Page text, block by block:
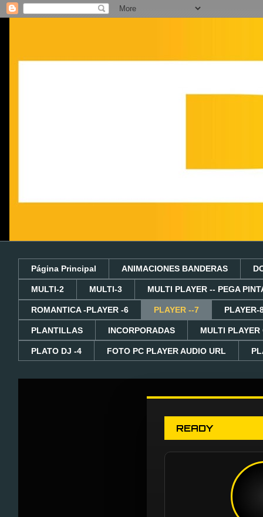
Página Principal ANIMACIONES BANDERAS
MULTI-2 MULTI-3 MULTI PLAYER -- PEGA
ROMANTICA -PLAYER -6 PLAYER --7 PLAYER-
PLANTILLAS INCORPORADAS MULTI
PLATO DJ -4 FOTO PC PLAYER AUDIO URL
READY